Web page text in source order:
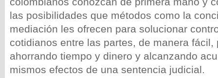
las posibilidades que métodos como la
mediación les ofrecen para solucionar
cotidianos entre las partes, de manera fácil,
ahorrando tiempo y dinero y alcanzando
mismos efectos de una sentencia judicial.